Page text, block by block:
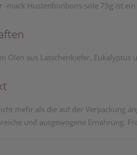
-mack Hustenbonbons-sole 75g ist
Ölen aus Latschenkiefer,
mehr als die auf der Verpackung
und ausgewogene Ernährung.